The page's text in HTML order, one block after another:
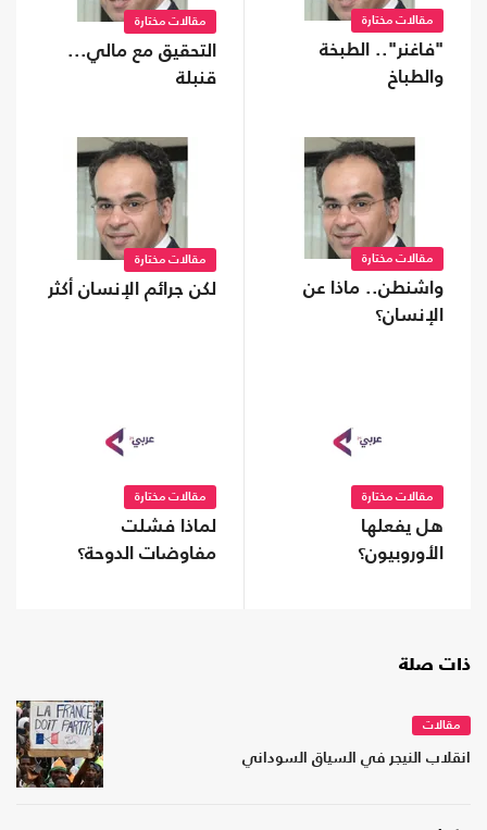
مقالات مختارة
"فاغنر".. الطبخة
والطباخ
مقالات مختارة
التحقيق مع مالي...
قنبلة
مقالات مختارة
واشنطن.. ماذا عن
الإنسان؟
مقالات مختارة
لكن جرائم الإنسان أكثر
مقالات مختارة
هل يفعلها
الأوروبيون؟
مقالات مختارة
لماذا فشلت
مفاوضات الدوحة؟
ذات صلة
مقالات
انقلاب النيجر في السياق السوداني